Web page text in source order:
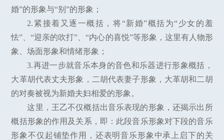
婚”的形象与“别”的形象；
2.紧接着又逐一概括，将“新婚”概括为“少女的羞
怯”、“迎亲的吹打”、“内心的喜悦”等形象，这里有人物形
象、场面形象和情绪形象；
3.再进一步就音乐本身的音色和乐器进行形象概括，
大革胡代表丈夫形象，二胡代表妻子形象，大革胡和二胡
的对奏被视为新婚夫妇相爱的形象。
这里，王乙不仅概括出音乐表现的形象，还揭示出所
概括形象的作用及关系，即：此段音乐形象对下段的音乐
形象不仅起铺垫作用，还表明音乐形象中承上启下的关